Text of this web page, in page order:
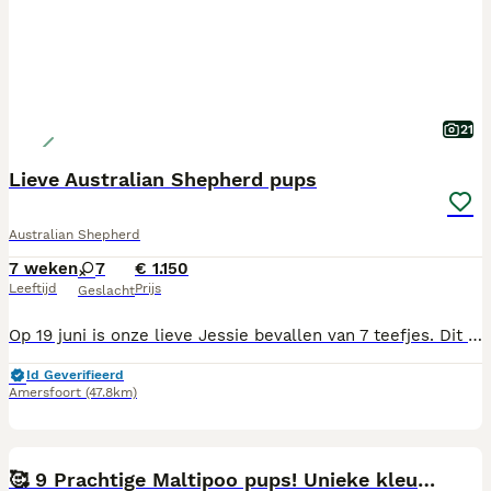
21
Lieve Australian Shepherd pups
Australian Shepherd
7 weken
Leeftijd
7
Geslacht
€ 1.150
Prijs
Op 19 juni is onze lieve Jessie bevallen van 7 teefjes. Dit is tot stand gekomen door de dekking van haar vriendje hier uit de buurt Abba. Eveneens een Australian Shepherd van 2 jaar oud. Wij wilde eenmalig een nestje om aan onze jonge kinderen(4 en 5 jaar) te laten zien hoe dit gaat. De pups worden hier in huis liefdevol groot gebracht totdat zij naar een liefdevol ander huisje mogen. De ouders zijn van te voren uitgebreid op de gezondheid gecheckt. De pups zijn ontwormt en volgens schema gevaccineerd. Ook worden de pups gechipt en krijgen ze een Europees paspoort. Vanaf 14 augustus mogen ze het netjes verlaten.
Id Geverifieerd
Amersfoort (47.8km)
🥰 9 Prachtige Maltipoo pups! Unieke kleuren 🐶